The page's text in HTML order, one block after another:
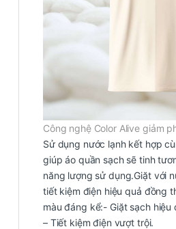
Công nghệ Color Alive giảm
Sử dụng nước lạnh kết hợp
giúp áo quần sạch sẽ tinh
năng lượng sử dụng.Giặt với
tiết kiệm điện hiệu quả đồng
màu đáng kể:- Giặt sạch hiệu
– Tiết kiệm điện vượt trội.